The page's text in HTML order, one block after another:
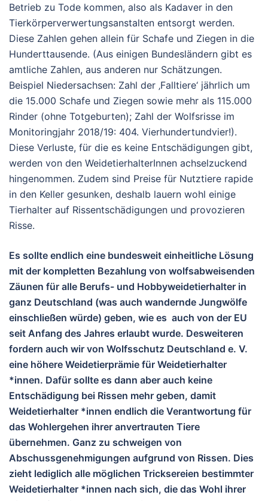
Betrieb zu Tode kommen, also als Kadaver in den
Tierkörperverwertungsanstalten entsorgt werden.
Diese Zahlen gehen allein für Schafe und Ziegen in die
Hunderttausende. (Aus einigen Bundesländern gibt es
amtliche Zahlen, aus anderen nur Schätzungen.
Beispiel Niedersachsen: Zahl der ‚Falltiere‘ jährlich um
die 15.000 Schafe und Ziegen sowie mehr als 115.000
Rinder (ohne Totgeburten); Zahl der Wolfsrisse im
Monitoringjahr 2018/19: 404. Vierhundertundvier!).
Diese Verluste, für die es keine Entschädigungen gibt,
werden von den WeidetierhalterInnen achselzuckend
hingenommen. Zudem sind Preise für Nutztiere rapide
in den Keller gesunken, deshalb lauern wohl einige
Tierhalter auf Rissentschädigungen und provozieren
Risse.
Es sollte endlich eine bundesweit einheitliche Lösung
mit der kompletten Bezahlung von wolfsabweisenden
Zäunen für alle Berufs- und Hobbyweidetierhalter in
ganz Deutschland (was auch wandernde Jungwölfe
einschließen würde) geben, wie es auch von der EU
seit Anfang des Jahres erlaubt wurde. Desweiteren
fordern auch wir von Wolfsschutz Deutschland e. V.
eine höhere Weidetierprämie für Weidetierhalter
*innen. Dafür sollte es dann aber auch keine
Entschädigung bei Rissen mehr geben, damit
Weidetierhalter *innen endlich die Verantwortung für
das Wohlergehen ihrer anvertrauten Tiere
übernehmen. Ganz zu schweigen von
Abschussgenehmigungen aufgrund von Rissen. Dies
zieht lediglich alle möglichen Tricksereien bestimmter
Weidetierhalter *innen nach sich, die das Wohl ihrer